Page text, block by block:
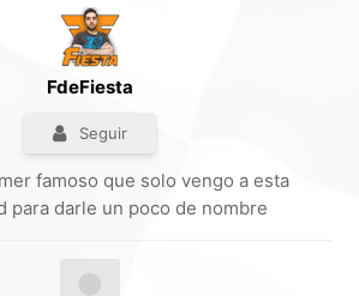
FdeFiesta
Seguir
famoso que solo vengo a esta
para darle un poco de nombre